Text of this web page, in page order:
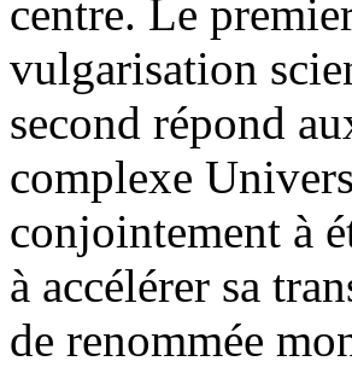
centre. Le
vulgarisation
second répond
complexe
conjointement à
à accélérer sa
de renommée